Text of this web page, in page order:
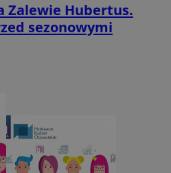
Zalewie Hubertus.
sezonowymi